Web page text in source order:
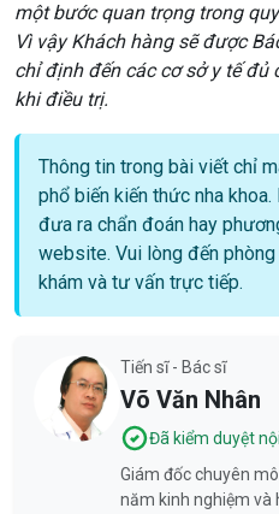
một bước quan trọng trong
Vì vậy Khách hàng sẽ được
chỉ định đến các cơ sở y tế
khi điều trị.
Thông tin trong bài viết chỉ
phổ biến kiến thức nha khoa.
đưa ra chẩn đoán hay
website. Vui lòng đến
khám và tư vấn trực tiếp.
Tiến sĩ - Bác sĩ
Võ Văn Nhân
Đã kiểm duyệt
Giám đốc chuyên
năm kinh nghiệm và